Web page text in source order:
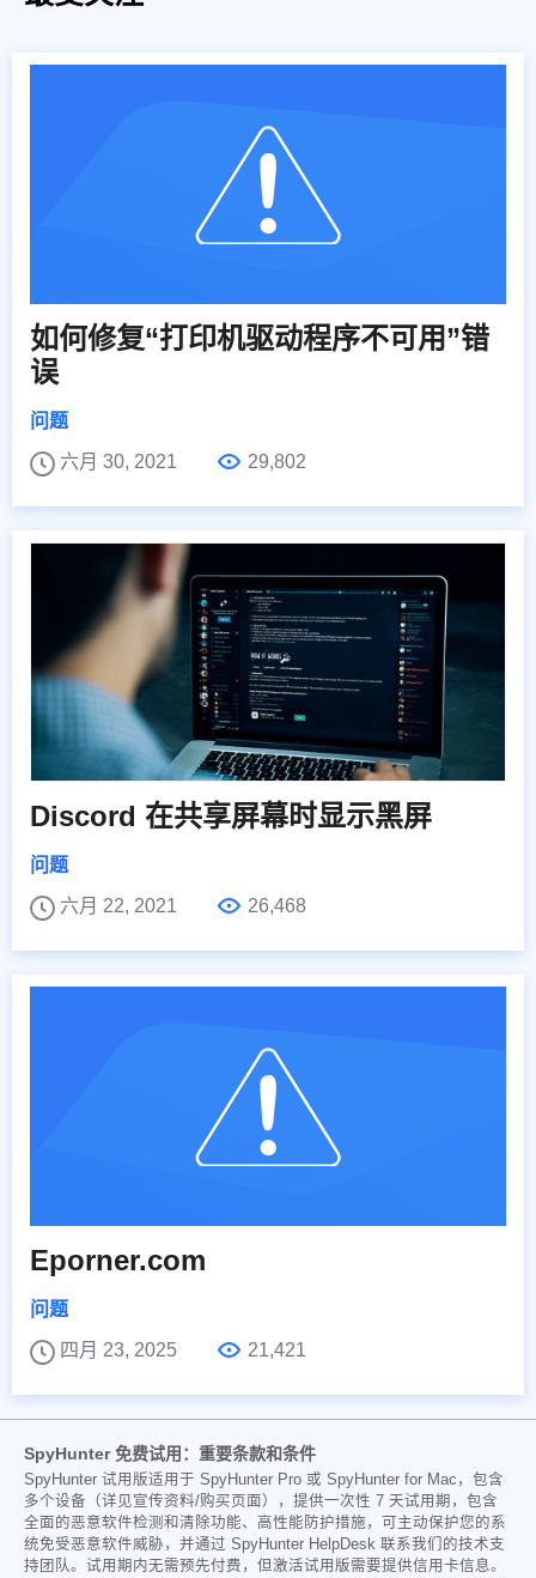
如何修复“打印机驱动程序不可用”错
误
问题
六月 30, 2021
29,802
Discord 在共享屏幕时显示黑屏
问题
六月 22, 2021
26,468
Eporner.com
问题
四月 23, 2025
21,421
SpyHunter 免费试用：重要条款和条件
SpyHunter 试用版适用于 SpyHunter Pro 或 SpyHunter for Mac，包含
多个设备（详见宣传资料/购买页面），提供一次性 7 天试用期，包含
全面的恶意软件检测和清除功能、高性能防护措施，可主动保护您的系
统免受恶意软件威胁，并通过 SpyHunter HelpDesk 联系我们的技术支
持团队。试用期内无需预先付费，但激活试用版需要提供信用卡信息。